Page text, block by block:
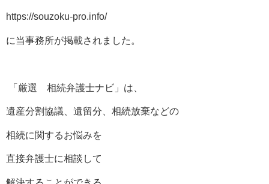
https://souzoku-pro.info/
に当事務所が掲載されました。
「厳選 相続弁護士ナビ」は、
遺産分割協議、遺留分、相続放棄などの
相続に関するお悩みを
直接弁護士に相談して